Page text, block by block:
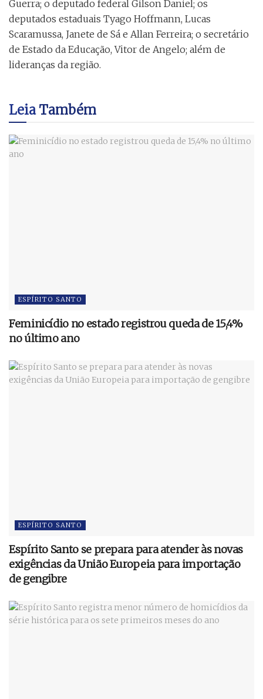
Guerra; o deputado federal Gilson Daniel; os
deputados estaduais Tyago Hoffmann, Lucas
Scaramussa, Janete de Sá e Allan Ferreira; o secretário
de Estado da Educação, Vitor de Angelo; além de
lideranças da região.
LeiaTambém
ESPÍRITO SANTO
Feminicídio no estado registrou queda de 15,4%
no último ano
ESPÍRITO SANTO
Espírito Santo se prepara para atender às novas
exigências da União Europeia para importação
de gengibre